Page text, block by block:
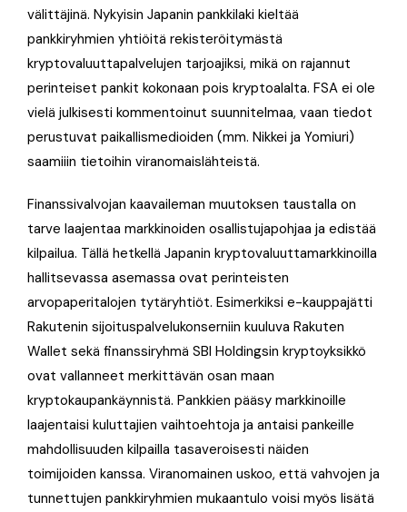
välittäjinä. Nykyisin Japanin pankkilaki kieltää
pankkiryhmien yhtiöitä rekisteröitymästä
kryptovaluuttapalvelujen tarjoajiksi, mikä on rajannut
perinteiset pankit kokonaan pois kryptoalalta. FSA ei ole
vielä julkisesti kommentoinut suunnitelmaa, vaan tiedot
perustuvat paikallismedioiden (mm. Nikkei ja Yomiuri)
saamiiin tietoihin viranomaislähteistä.
Finanssivalvojan kaavaileman muutoksen taustalla on
tarve laajentaa markkinoiden osallistujapohjaa ja edistää
kilpailua. Tällä hetkellä Japanin kryptovaluuttamarkkinoilla
hallitsevassa asemassa ovat perinteisten
arvopaperitalojen tytäryhtiöt. Esimerkiksi e-kauppajätti
Rakutenin sijoituspalvelukonserniin kuuluva Rakuten
Wallet sekä finanssiryhmä SBI Holdingsin kryptoyksikkö
ovat vallanneet merkittävän osan maan
kryptokaupankäynnistä. Pankkien pääsy markkinoille
laajentaisi kuluttajien vaihtoehtoja ja antaisi pankeille
mahdollisuuden kilpailla tasaveroisesti näiden
toimijoiden kanssa. Viranomainen uskoo, että vahvojen ja
tunnettujen pankkiryhmien mukaantulo voisi myös lisätä